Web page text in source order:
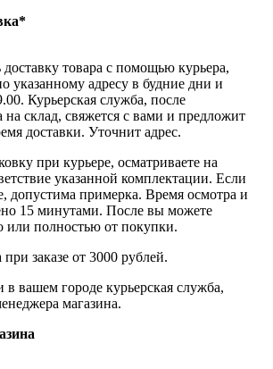
товара с помощью курьера,
указанному адресу в будние дни и
Курьерская служба, после
на склад, свяжется с вами и предложит
доставки. Уточнит адрес.
при курьере, осматриваете на
указанной комплектации. Если
допустима примерка. Время осмотра и
15 минутами. После вы можете
или полностью от покупки.
заказе от 3000 рублей.
в вашем городе курьерская служба,
магазина.